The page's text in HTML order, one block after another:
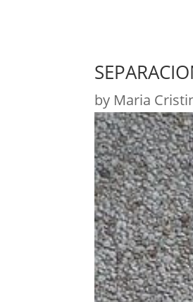
by Maria